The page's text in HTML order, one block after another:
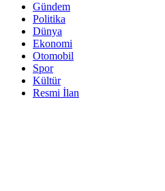
Gündem
Politika
Dünya
Ekonomi
Otomobil
Spor
Kültür
Resmi İlan